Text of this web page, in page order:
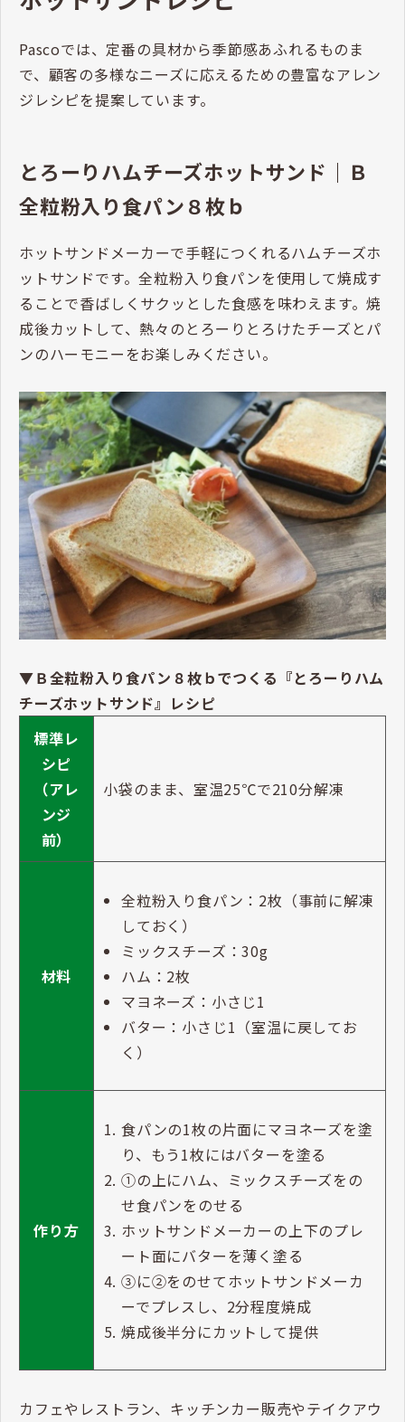
Pascoでは、定番の具材から季節感あふれるものま
で、顧客の多様なニーズに応えるための豊富なアレン
ジレシピを提案しています。
とろーりハムチーズホットサンド｜Ｂ
全粒粉入り食パン８枚ｂ
ホットサンドメーカーで手軽につくれるハムチーズホ
ットサンドです。全粒粉入り食パンを使用して焼成す
ることで香ばしくサクッとした食感を味わえます。焼
成後カットして、熱々のとろーりとろけたチーズとパ
ンのハーモニーをお楽しみください。
▼Ｂ全粒粉入り食パン８枚ｂでつくる『とろーりハム
チーズホットサンド』レシピ
標準レ
シピ
（アレ
ンジ
前）
小袋のまま、室温25℃で210分解凍
材料
全粒粉入り食パン：2枚（事前に解凍
しておく）
ミックスチーズ：30g
ハム：2枚
マヨネーズ：小さじ1
バター：小さじ1（室温に戻してお
く）
作り方
食パンの1枚の片面にマヨネーズを塗
り、もう1枚にはバターを塗る
①の上にハム、ミックスチーズをの
せ食パンをのせる
ホットサンドメーカーの上下のプレ
ート面にバターを薄く塗る
③に②をのせてホットサンドメーカ
ーでプレスし、2分程度焼成
焼成後半分にカットして提供
カフェやレストラン、キッチンカー販売やテイクアウ